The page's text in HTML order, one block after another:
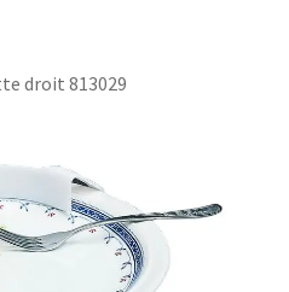
droit 813029